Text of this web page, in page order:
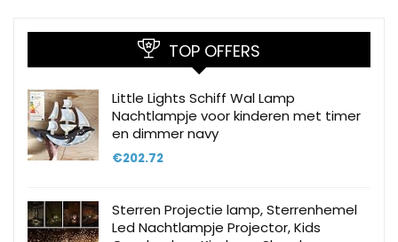
TOP OFFERS
Little Lights Schiff Wal Lamp
Nachtlampje voor kinderen met timer
en dimmer navy
€202.72
Sterren Projectie lamp, Sterrenhemel
Led Nachtlampje Projector, Kids